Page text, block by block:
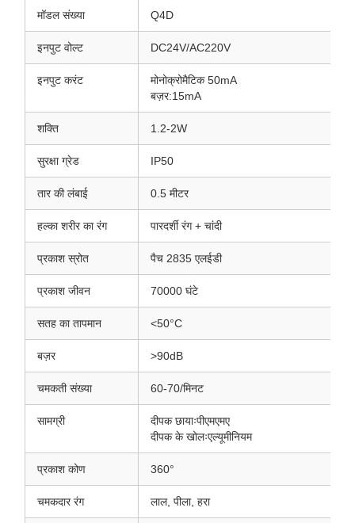
मॉडल संख्या Q4D
इनपुट वोल्ट DC24V/AC220V
इनपुट करंट
मोनोक्रोमैटिक 50mA
बज़र:15mA
शक्ति 1.2-2W
सुरक्षा ग्रेड IP50
तार की लंबाई 0.5 मीटर
हल्का शरीर का रंग पारदर्शी रंग + चांदी
प्रकाश स्रोत पैच 2835 एलईडी
प्रकाश जीवन 70000 घंटे
सतह का तापमान <50°C
बज़र >90dB
चमकती संख्या 60-70/मिनट
सामग्री
दीपक छायाःपीएमएमए
दीपक के खोलःएल्यूमीनियम
प्रकाश कोण 360°
चमकदार रंग लाल, पीला, हरा